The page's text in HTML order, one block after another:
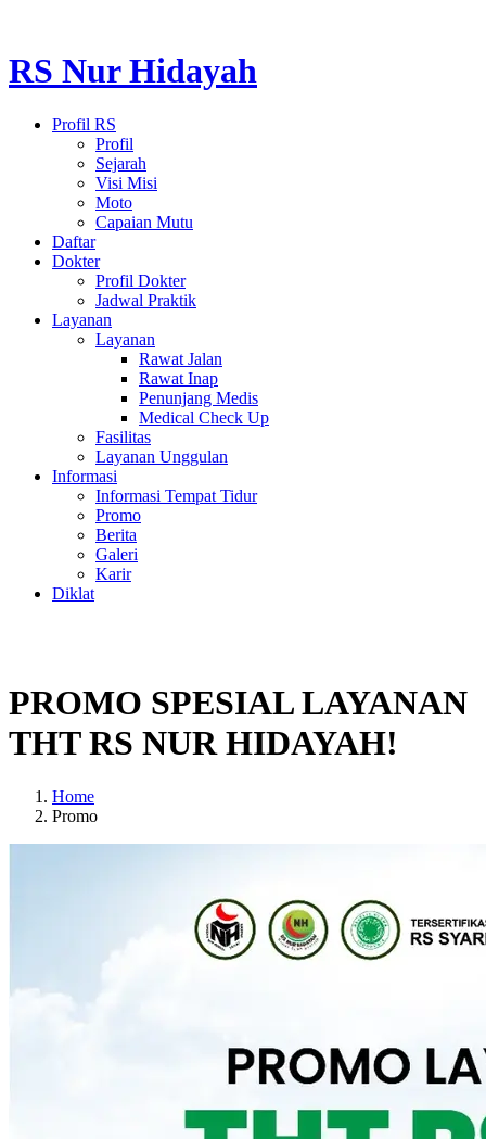
RS Nur Hidayah
Profil RS
Profil
Sejarah
Visi Misi
Moto
Capaian Mutu
Daftar
Dokter
Profil Dokter
Jadwal Praktik
Layanan
Layanan
Rawat Jalan
Rawat Inap
Penunjang Medis
Medical Check Up
Fasilitas
Layanan Unggulan
Informasi
Informasi Tempat Tidur
Promo
Berita
Galeri
Karir
Diklat
PROMO SPESIAL LAYANAN
THT RS NUR HIDAYAH!
Home
Promo